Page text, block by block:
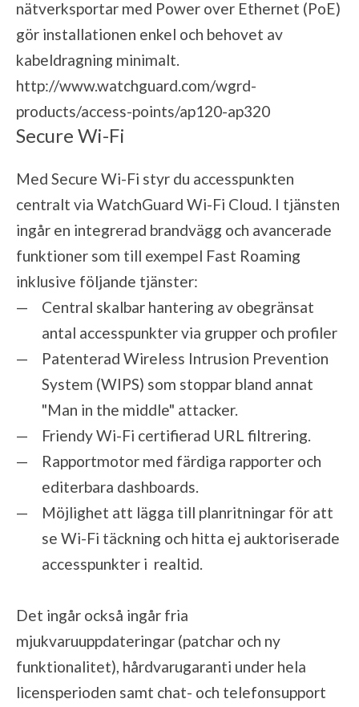
nätverksportar med Power over Ethernet (PoE)
gör installationen enkel och behovet av
kabeldragning minimalt.
http://www.watchguard.com/wgrd-
products/access-points/ap120-ap320
Secure Wi-Fi
Med Secure Wi-Fi styr du accesspunkten
centralt via WatchGuard Wi-Fi Cloud. I tjänsten
ingår en integrerad brandvägg och avancerade
funktioner som till exempel Fast Roaming
inklusive följande tjänster:
Central skalbar hantering av obegränsat
antal accesspunkter via grupper och profiler
Patenterad Wireless Intrusion Prevention
System (WIPS) som stoppar bland annat
"Man in the middle" attacker.
Friendy Wi-Fi certifierad URL filtrering.
Rapportmotor med färdiga rapporter och
editerbara dashboards.
Möjlighet att lägga till planritningar för att
se Wi-Fi täckning och hitta ej auktoriserade
accesspunkter i realtid.
Det ingår också ingår fria
mjukvaruuppdateringar (patchar och ny
funktionalitet), hårdvarugaranti under hela
licensperioden samt chat- och telefonsupport